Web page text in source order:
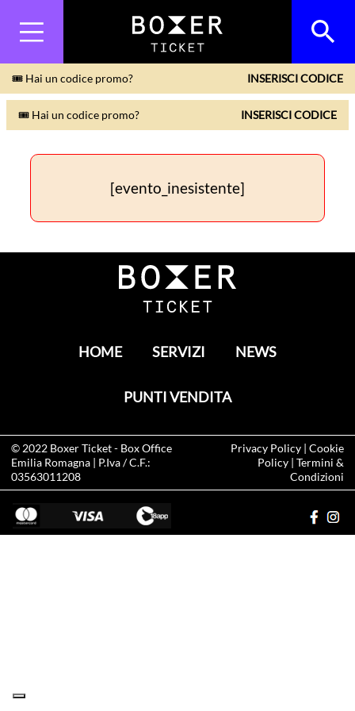
🎟 Hai un codice promo? INSERISCI CODICE
🎟 Hai un codice promo? INSERISCI CODICE
[evento_inesistente]
HOME SERVIZI NEWS
PUNTI VENDITA
© 2022 Boxer Ticket- Box Office
Emilia Romagna | P.Iva / C.F.:
03563011208
Privacy Policy| Cookie
Policy| Termini &
Condizioni